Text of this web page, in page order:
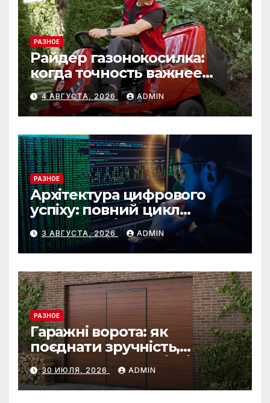
РАЗНОЕ
Райдер газонокосилка:
когда точность важнее
скорости
4 АВГУСТА, 2026 ADMIN
РАЗНОЕ
Архітектура цифрового
успіху: повний цикл
розробки від IST Group
3 АВГУСТА, 2026 ADMIN
РАЗНОЕ
Гаражні ворота: як
поєднати зручність,
безпеку та довговічність
30 ИЮЛЯ, 2026 ADMIN